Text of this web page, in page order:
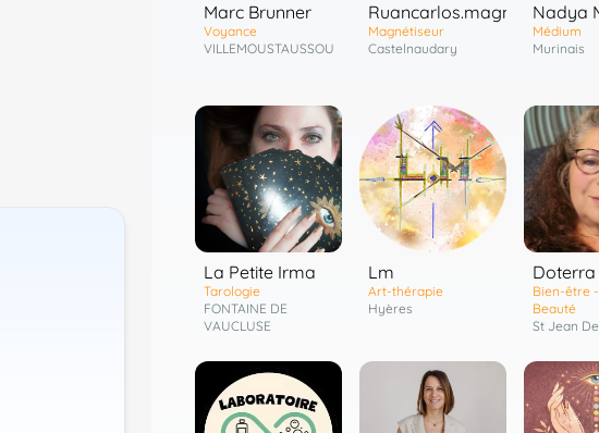
Marc Brunner
Voyance
VILLEMOUSTAUSSOU
Ruancarlos.magnetiseur
Magnétiseur
Castelnaudary
Nadya
Médium
Murinais
La Petite Irma
Tarologie
FONTAINE DE
VAUCLUSE
Lm
Art-thérapie
Hyères
Doterra
Bien-être
Beauté
St Jean